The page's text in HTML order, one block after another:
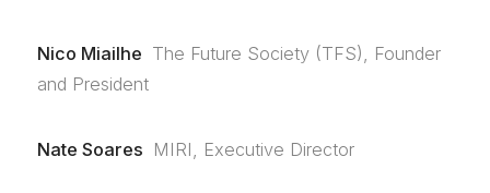
Nico Miailhe The Future Society (TFS), Founder
and President
Nate Soares MIRI, Executive Director